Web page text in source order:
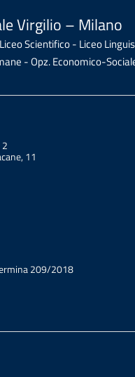
Virgilio – Milano
Scientifico - Liceo
- Opz. Economico-
11
209/2018